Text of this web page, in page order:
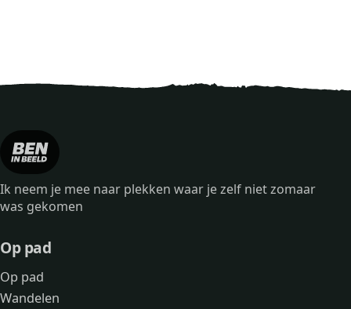
Ik neem je mee naar plekken waar je zelf niet zomaar
was gekomen
Op pad
Op pad
Wandelen